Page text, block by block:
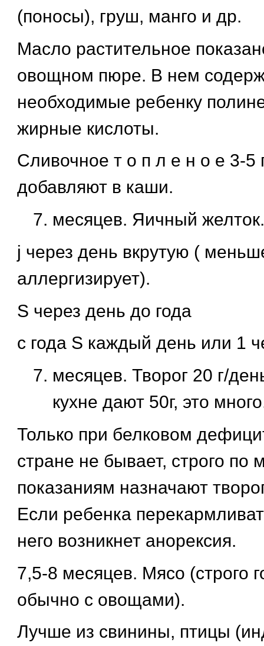
(поносы), груш, манго и др.
Масло растительное
овощном пюре. В нем
необходимые ребенку
жирные кислоты.
Сливочное т о п л е н о е 3-5
добавляют в каши.
месяцев. Яичный желток.
ј через день вкрутую (
аллергизирует).
Ѕ через день до года
с года Ѕ каждый день или 1
месяцев. Творог 20 г/
кухне дают 50г, это
Только при белковом
стране не бывает, строго по
показаниям назначают
Если ребенка
него возникнет анорексия.
7,5-8 месяцев. Мясо (строго
обычно с овощами).
Лучше из свинины, птицы